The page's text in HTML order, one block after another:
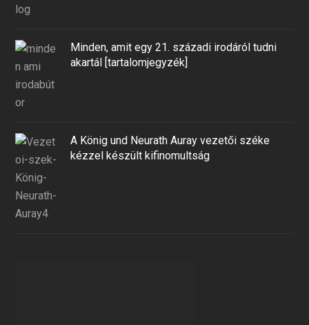
Minden, amit egy 21. századi irodáról tudni
akartál [tartalomjegyzék]
A König und Neurath Auray vezetői széke
kézzel készült kifinomultság